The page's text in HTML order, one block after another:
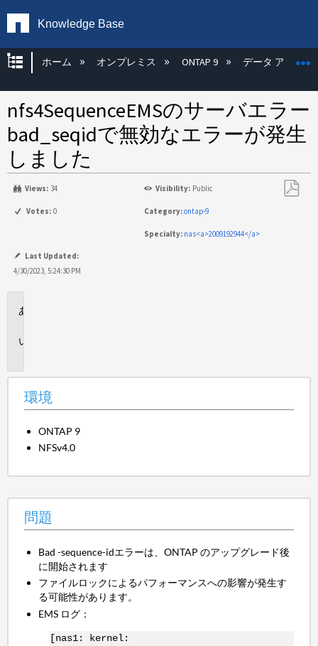
Knowledge Base
グローバル階層を展開/折りたたむ
ホーム オンプレミス ONTAP 9 データ アクセス
nfs4SequenceEMSのサーバエラー
bad_seqidで無効なエラーが発生
しました
Views: 34 Visibility: Public
Votes: 0 Category:ontap-9
Specialty: nas<a>2009192944</a>
Last Updated:
4/30/2023, 5:24:30 PM
環境
ONTAP 9
NFSv4.0
問題
Bad -sequence-idエラーは、ONTAP のアップグレード後
に開始されます
ファイルロックによるパフォーマンスへの影響が発生す
る可能性があります。
EMS ログ：
[nas1: kernel: